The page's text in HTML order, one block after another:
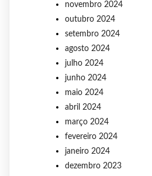
novembro 2024
outubro 2024
setembro 2024
agosto 2024
julho 2024
junho 2024
maio 2024
abril 2024
março 2024
fevereiro 2024
janeiro 2024
dezembro 2023